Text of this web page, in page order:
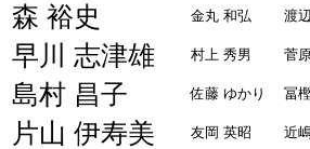
森 裕史 金丸 和弘 渡
早川 志津雄 村上 秀男 菅
島村 昌子 佐藤 ゆかり 冨
片山 伊寿美 友岡 英昭 近